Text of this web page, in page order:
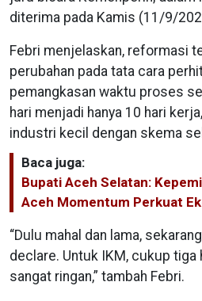
diterima pada Kamis (11/9/
Febri menjelaskan, reformasi
perubahan pada tata cara
pemangkasan waktu proses
hari menjadi hanya 10 hari
industri kecil dengan skema
Baca juga:
Bupati Aceh Selatan:
Aceh Momentum Perkuat
“Dulu mahal dan lama,
declare. Untuk IKM, cukup tiga
sangat ringan,” tambah Febri.